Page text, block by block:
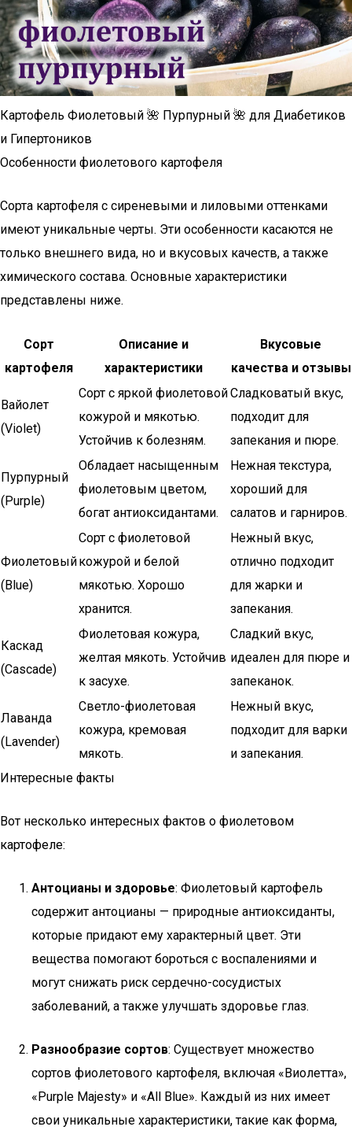
Картофель Фиолетовый 🌺 Пурпурный 🌺 для Диабетиков
и Гипертоников
Особенности фиолетового картофеля
Сорта картофеля с сиреневыми и лиловыми оттенками
имеют уникальные черты. Эти особенности касаются не
только внешнего вида, но и вкусовых качеств, а также
химического состава. Основные характеристики
представлены ниже.
Сорт
картофеля
Описание и
характеристики
Вкусовые
качества и отзывы
Вайолет
(Violet)
Сорт с яркой фиолетовой
кожурой и мякотью.
Устойчив к болезням.
Сладковатый вкус,
подходит для
запекания и пюре.
Пурпурный
(Purple)
Обладает насыщенным
фиолетовым цветом,
богат антиоксидантами.
Нежная текстура,
хороший для
салатов и гарниров.
Фиолетовый
(Blue)
Сорт с фиолетовой
кожурой и белой
мякотью. Хорошо
хранится.
Нежный вкус,
отлично подходит
для жарки и
запекания.
Каскад
(Cascade)
Фиолетовая кожура,
желтая мякоть. Устойчив
к засухе.
Сладкий вкус,
идеален для пюре и
запеканок.
Лаванда
(Lavender)
Светло-фиолетовая
кожура, кремовая
мякоть.
Нежный вкус,
подходит для варки
и запекания.
Интересные факты
Вот несколько интересных фактов о фиолетовом
картофеле:
Антоцианы и здоровье: Фиолетовый картофель
содержит антоцианы — природные антиоксиданты,
которые придают ему характерный цвет. Эти
вещества помогают бороться с воспалениями и
могут снижать риск сердечно-сосудистых
заболеваний, а также улучшать здоровье глаз.
Разнообразие сортов: Существует множество
сортов фиолетового картофеля, включая «Виолетта»,
«Purple Majesty» и «All Blue». Каждый из них имеет
свои уникальные характеристики, такие как форма,